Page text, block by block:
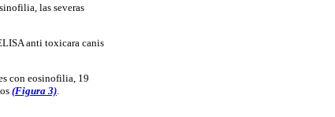
las severas
anti toxicara canis
con eosinofilia, 19
(Figura 3).